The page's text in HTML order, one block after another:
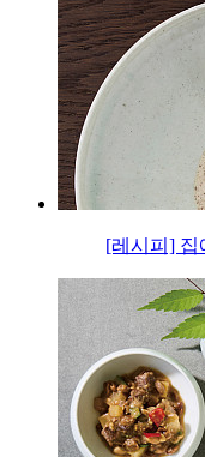
[레시피] 집